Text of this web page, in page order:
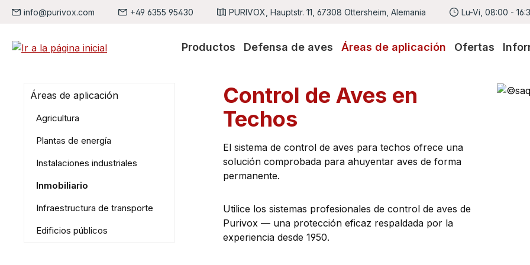
al contenido principal
Saltar a la búsqueda
Saltar a la navegación principal
info@purivox.com +49 6355 95430 PURIVOX, Hauptstr. 11, 67308 Ottersheim, Alemania Lu-Vi, 08:00 -
Productos Defensa de aves Áreas de aplicación Ofertas
Áreas de aplicación
Agricultura
Plantas de energía
Instalaciones industriales
Inmobiliario
Infraestructura de transporte
Edificios públicos
Control de Aves en
Techos
El sistema de control de aves para techos ofrece una
solución comprobada para ahuyentar aves de forma
permanente.
Utilice los sistemas profesionales de control de aves de
Purivox — una protección eficaz respaldada por la
experiencia desde 1950.